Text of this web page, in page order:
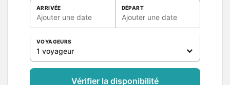
ARRIVÉE
Ajouter une date
DÉPART
Ajouter une date
VOYAGEURS
1 voyageur
Vérifier la disponibilité